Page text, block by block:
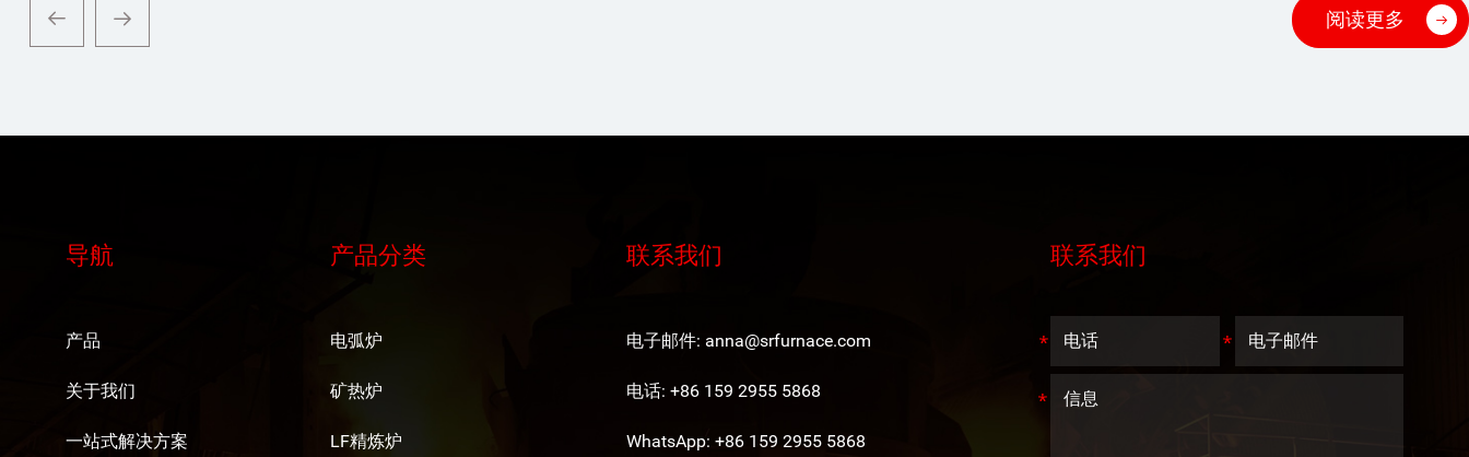
阅读更多
导航
产品
关于我们
一站式解决方案
产品分类
电弧炉
矿热炉
LF精炼炉
联系我们
电子邮件: anna@srfurnace.com
电话: +86 159 2955 5868
WhatsApp: +86 159 2955 5868
联系我们